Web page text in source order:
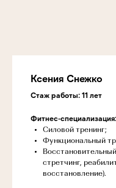
Ксения Снежко
Стаж работы: 11 лет
Фитнес-специализация:
Силовой тренинг;
Функциональный
стретчинг,
восстановление).